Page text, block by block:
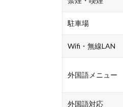
駐車場
Wifi・無線LAN
外国語メニュー
外国語対応